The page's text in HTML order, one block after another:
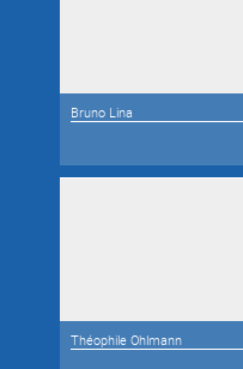
Bruno Lina
Théophile Ohlmann